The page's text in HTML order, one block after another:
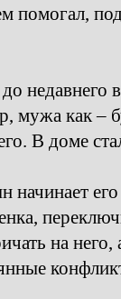
помогал,
недавнего
мужа как
В доме
начинает
на